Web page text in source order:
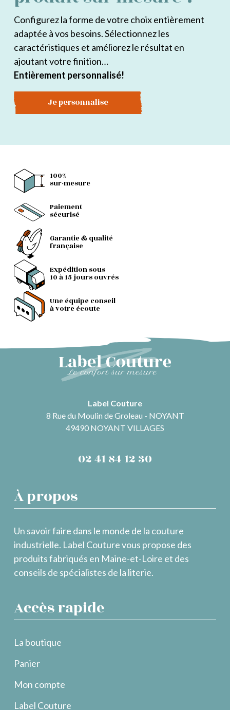
Configurez la forme de votre choix entièrement
adaptée à vos besoins. Sélectionnez les
caractéristiques et améliorez le résultat en
ajoutant votre finition…
Entièrement personnalisé!
Je personnalise
100%
sur-mesure
Paiement
sécurisé
Garantie & qualité
française
Expédition sous
10 à 15 jours ouvrés
Une équipe conseil
à votre écoute
Label Couture
8 Rue du Moulin de Groleau - NOYANT
49490 NOYANT VILLAGES
02 41 84 12 30
À propos
Un savoir faire dans le monde de la couture
industrielle. Label Couture vous propose des
produits fabriqués en Maine-et-Loire et des
conseils de spécialistes de la literie.
Accès rapide
La boutique
Panier
Mon compte
Label Couture